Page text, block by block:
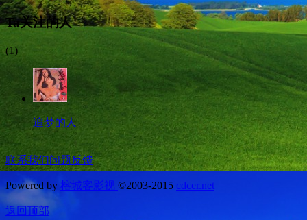
Ta关注的人
(1)
追梦的人
联系我们问题反馈
Powered by 榕城客影视 ©2003-2015 cdcer.net
返回顶部